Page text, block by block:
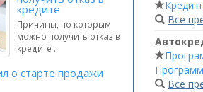
кредите
Причины, по которым
можно получить отказ в
кредите ...
о старте продажи
Все
Все